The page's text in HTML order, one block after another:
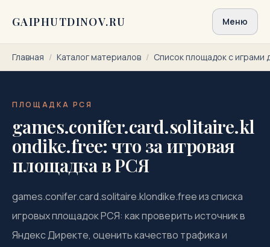
GAIPHUTDINOV.RU Меню
Главная / Каталог материалов / Список площадок с играми
ПЛОЩАДКА РСЯ
games.conifer.card.solitaire.kl
ondike.free: что за игровая
площадка в РСЯ
games.conifer.card.solitaire.klondike.free из списка
игровых площадок РСЯ: как проверить источник в
Яндекс Директе, оценить качество трафика и